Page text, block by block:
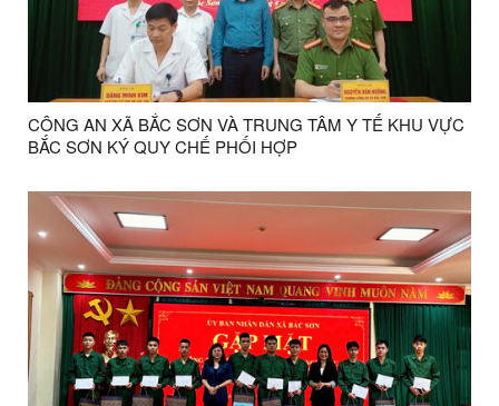
CÔNG AN XÃ BẮC SƠN VÀ TRUNG TÂM Y TẾ KHU VỰC
BẮC SƠN KÝ QUY CHẾ PHỐI HỢP